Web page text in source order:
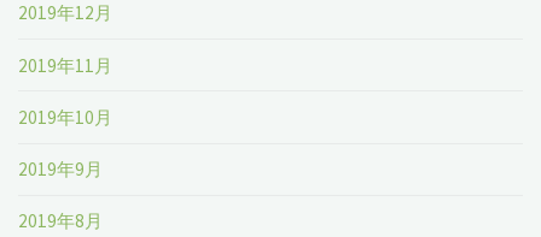
2019年12月
2019年11月
2019年10月
2019年9月
2019年8月